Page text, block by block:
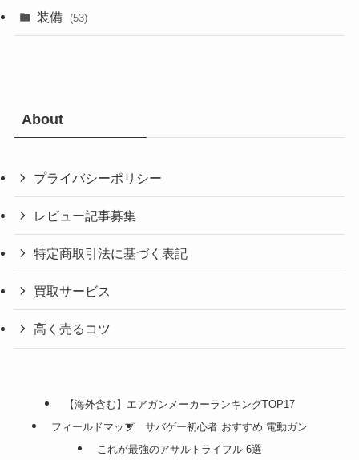
装備 (53)
About
プライバシーポリシー
レビュー記事募集
特定商取引法に基づく表記
買取サービス
高く売るコツ
【海外含む】エアガンメーカーランキングTOP17
フィールドマップ
サバゲー初心者 おすすめ 電動ガン
これが最強のアサルトライフル 6選